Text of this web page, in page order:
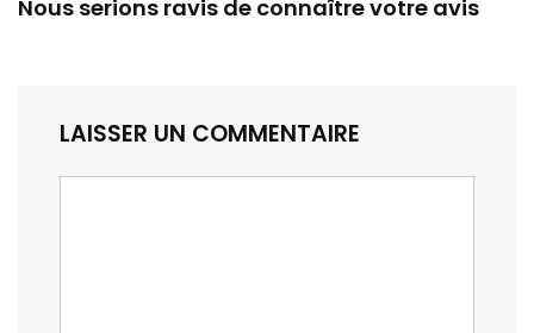
Nous serions ravis de connaître votre avis
LAISSER UN COMMENTAIRE